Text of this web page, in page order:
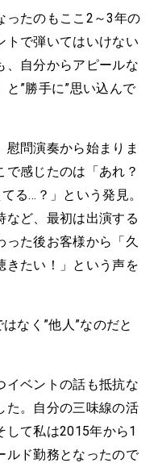
ったのもここ2～3年の
トで弾いてはいけない
、自分からアピールな
”勝手に”思い込んで
問演奏から始まりま
で感じたのは「あれ？
る…？」という発見。
など、最初は出演する
た後お客様から「久
きたい！」という声を
なく”他人”なのだと
イベントの話も抵抗な
た。自分の三味線の活
して私は2015年から1
ルド勤務となったので